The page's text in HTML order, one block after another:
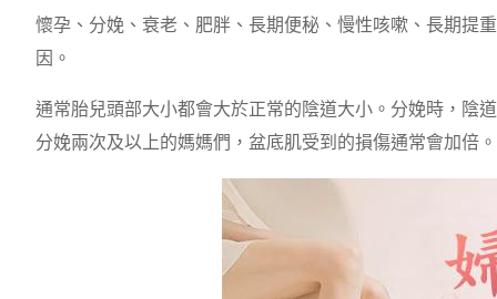
懷孕、分娩、衰老、肥胖、長期便秘、慢性咳嗽、長期提
因。
通常胎兒頭部大小都會大於正常的陰道大小。分娩時，陰
分娩兩次及以上的媽媽們，盆底肌受到的損傷通常會加倍。